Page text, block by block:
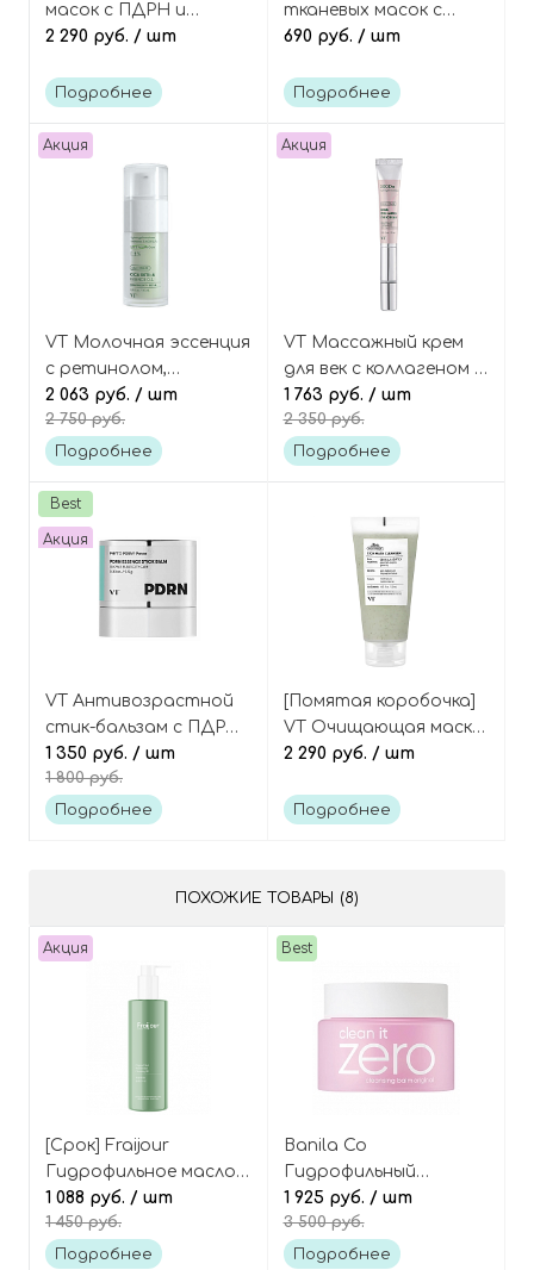
масок с ПДРН и
церамидами, 30 шт,
Mask
2 290 руб. / шт
Подробнее
тканевых масок с
ретинолом и
Reti-A 7 Days Mask
690 руб. / шт
Подробнее
Акция
VT Молочная эссенция
с ретинолом,
бакучиолом и
центеллой, Cica Reti-A
Essence 0.1
2 063 руб. / шт
2 750 руб.
Подробнее
Акция
VT Массажный крем
для век с коллагеном и
ниацинамидом,
Cosmetics Cica
Collagen Eye Cream
1 763 руб. / шт
2 350 руб.
Подробнее
Best
Акция
VT Антивозрастной
стик-бальзам с ПДРН
и пептидами,
Cosmetics PDRN
Essence Stick Balm
1 350 руб. / шт
1 800 руб.
Подробнее
[Помятая коробочка]
VT Очищающая маска-
пенка моти с
ретинолом, Cosmetics
2 290 руб. / шт
Подробнее
ПОХОЖИЕ ТОВАРЫ (8)
Акция
[Cрок] Fraijour
Гидрофильное масло
«растительные
экстракты» Original
herb wormwood
1 088 руб. / шт
1 450 руб.
Подробнее
Best
Banila Co
Гидрофильный
щербет для
демакияжа 100 мл
Clean it zero cleansing
1 925 руб. / шт
3 500 руб.
Подробнее